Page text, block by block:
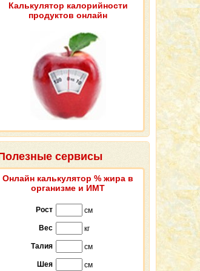
Калькулятор калорийности
продуктов онлайн
сервисы
Онлайн калькулятор % жира в
организме и ИМТ
Рост см
Вес кг
Талия см
Шея см